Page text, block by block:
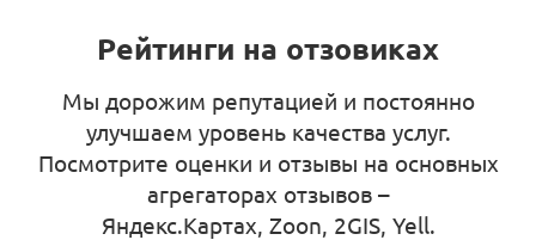
Рейтинги на отзовиках
Мы дорожим репутацией и постоянно
улучшаем уровень качества услуг.
Посмотрите оценки и отзывы на основных
агрегаторах отзывов –
Яндекс.Картах, Zoon, 2GIS, Yell.